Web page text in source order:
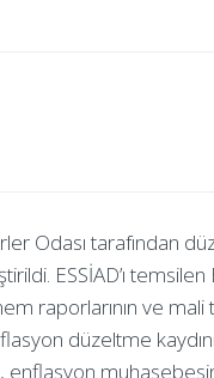
Odası tarafından
ESSİAD’ı
raporlarının ve
düzeltme